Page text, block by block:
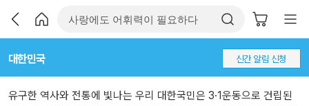
대한민국 신간 알림 신청
유구한 역사와 전통에 빛나는 우리 대한국민은 3·1운동으로 건립된